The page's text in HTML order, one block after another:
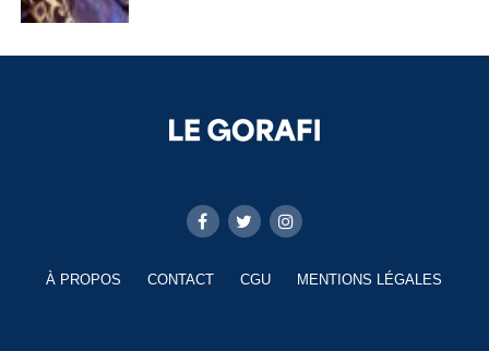
À PROPOS CONTACT CGU MENTIONS LÉGALES